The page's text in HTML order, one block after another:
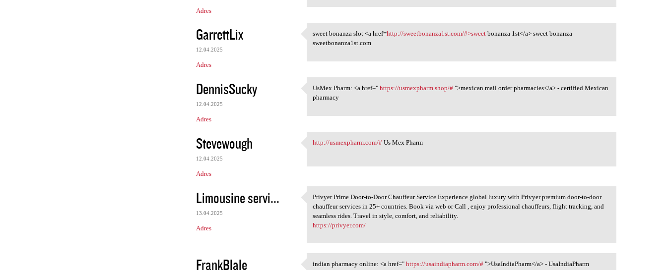
Adres
GarrettLix
12.04.2025
Adres
sweet bonanza slot <a href
sweet bonanza slot <a href=http://sweetbonanza1st.com/#>sweet bonanza 1st</a> sweet bonanza
sweetbonanza1st.com
DennisSucky
12.04.2025
Adres
UsMex Pharm: <a href=" https:
UsMex Pharm: <a href="https://usmexpharm.shop/# ">mexican mail order pharmacies</a> - certified Mexican
pharmacy
Stevewough
12.04.2025
Adres
http://usmexpharm.com/# Us
http://usmexpharm.com/# Us Mex Pharm
Limousine servi...
13.04.2025
Adres
Privyer Prime Door-to-Door
Privyer Prime Door-to-Door Chauffeur Service Experience global luxury with Privyer premium door-to-door
chauffeur services in 25+ countries. Book via web or Call , enjoy professional chauffeurs, flight tracking, and
seamless rides. Travel in style, comfort, and reliability.
https://privyer.com/
FrankBlale indian pharmacy online: <a href="https://usaindiapharm.com/# ">UsaIndiaPharm</a> - UsaIndiaPharm